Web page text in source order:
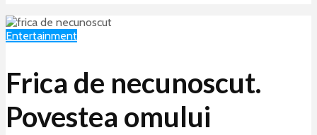
Entertainment
Frica de necunoscut.
Povestea omului